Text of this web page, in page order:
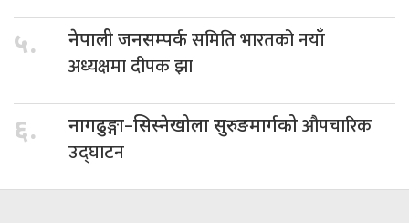
५. नेपाली जनसम्पर्कसमिति भारतको नयाँ
अध्यक्षमा दीपक झा
६. नागढुङ्गा–सिस्नेखोला सुरुङमार्गकोऔपचारिक
उद्घाटन